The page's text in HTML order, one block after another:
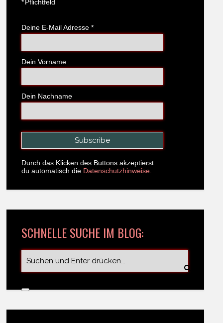
* Pflichtfeld
Deine E-Mail Adresse *
Dein Vorname
Dein Nachname
Durch das Klicken des Buttons akzeptierst
du automatisch die Datenschutzhinweise.
SCHNELLE SUCHE IM BLOG: